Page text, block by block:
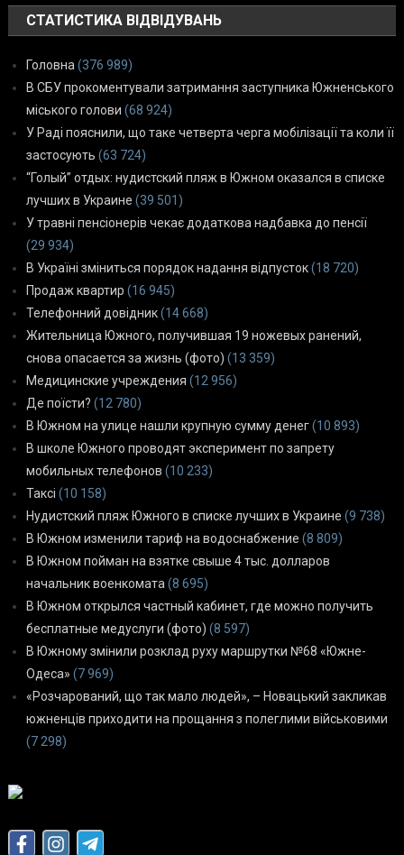
СТАТИСТИКА ВІДВІДУВАНЬ
Головна (376 989)
В СБУ прокоментували затримання заступника Южненського
міського голови (68 924)
У Раді пояснили, що таке четверта черга мобілізації та коли її
застосують (63 724)
“Голый” отдых: нудистский пляж в Южном оказался в списке
лучших в Украине (39 501)
У травні пенсіонерів чекає додаткова надбавка до пенсії
(29 934)
В Україні зміниться порядок надання відпусток(18 720)
Продаж квартир (16 945)
Телефонний довідник(14 668)
Жительница Южного, получившая 19 ножевых ранений,
снова опасается за жизнь (фото) (13 359)
Медицинские учреждения (12 956)
Де поїсти? (12 780)
В Южном на улице нашли крупную сумму денег(10 893)
В школе Южного проводят эксперимент по запрету
мобильных телефонов (10 233)
Таксі (10 158)
Нудистский пляж Южного в списке лучших в Украине (9 738)
В Южном изменили тариф на водоснабжение (8 809)
В Южном пойман на взятке свыше 4 тыс. долларов
начальник военкомата (8 695)
В Южном открылся частный кабинет, где можно получить
бесплатные медуслуги (фото) (8 597)
В Южному змінили розклад руху маршрутки №68 «Южне-
Одеса» (7 969)
«Розчарований, що так мало людей», – Новацький закликав
южненців приходити на прощання з полеглими військовими
(7 298)